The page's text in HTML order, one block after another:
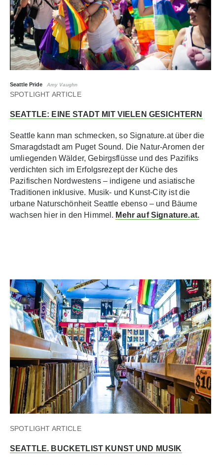
Seattle Pride Amy Vaughn
SPOTLIGHT ARTICLE
SEATTLE: EINE STADT MIT VIELEN GESICHTERN
Seattle kann man schmecken, so Signature.at über die
Smaragdstadt am Puget Sound. Die Natur-Aromen der
umliegenden Wälder, Gebirgsflüsse und des Pazifiks
verdichten sich im Erfolgsrezept der Küche des
Pazifischen Nordwestens – indigene und asiatische
Traditionen inklusive. Musik- und Kunst-City ist die
urbane Naturschönheit Seattle ebenso – und Bäume
wachsen hier in den Himmel. Mehr auf Signature.at.
SPOTLIGHT ARTICLE
SEATTLE. BUCKETLIST KUNST UND MUSIK